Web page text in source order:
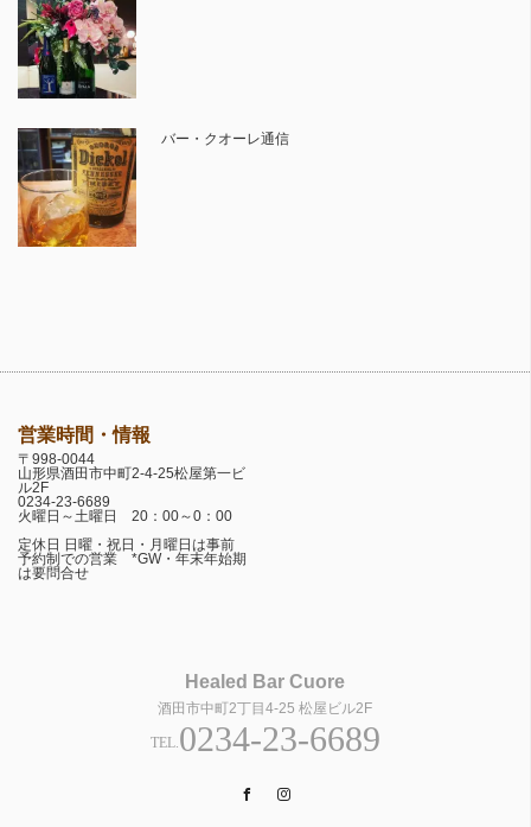
バー・クオーレ通信
営業時間・情報
〒998-0044
山形県酒田市中町2-4-25松屋第一ビ
ル2F
0234-23-6689
火曜日～土曜日 20：00～0：00
定休日 日曜・祝日・月曜日は事前
予約制での営業 *GW・年末年始期
は要問合せ
Healed Bar Cuore
酒田市中町2丁目4-25 松屋ビル2F
TEL.0234-23-6689
Facebook